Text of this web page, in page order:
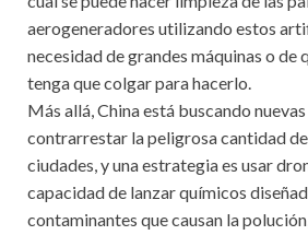
aerogeneradores utilizando estos
necesidad de grandes máquinas o de
tenga que colgar para hacerlo.
Más allá, China está buscando
contrarrestar la peligrosa cantidad
ciudades, y una estrategia es usar
capacidad de lanzar químicos
contaminantes que causan la